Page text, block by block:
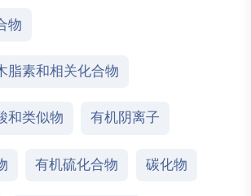
物
脂素和相关化合物
和类似物 有机阴离子
有机硫化合物 碳化物